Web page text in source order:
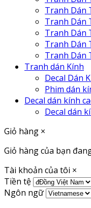
Tranh Dán
Tranh Dán
Tranh Dán
Tranh Dán
Tranh Dán
Tranh dán Kính
Decal Dán
Phim dán
Decal dán kính
Decal dán
Giỏ hàng ×
Giỏ hàng của bạn
Tài khoản của tôi ×
Tiền tệ
Ngôn ngữ